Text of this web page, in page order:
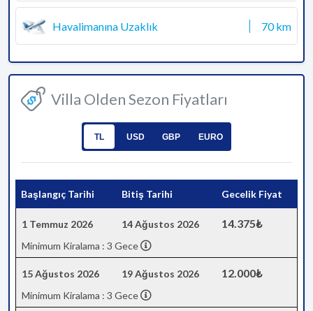
Havalimanına Uzaklık 70 km
Villa Olden Sezon Fiyatları
TL USD GBP EURO
Başlangıç Tarihi Bitiş Tarihi Gecelik Fiyat
1 Temmuz 2026 14 Ağustos 2026 14.375₺
Minimum Kiralama : 3 Gece
15 Ağustos 2026 19 Ağustos 2026 12.000₺
Minimum Kiralama : 3 Gece